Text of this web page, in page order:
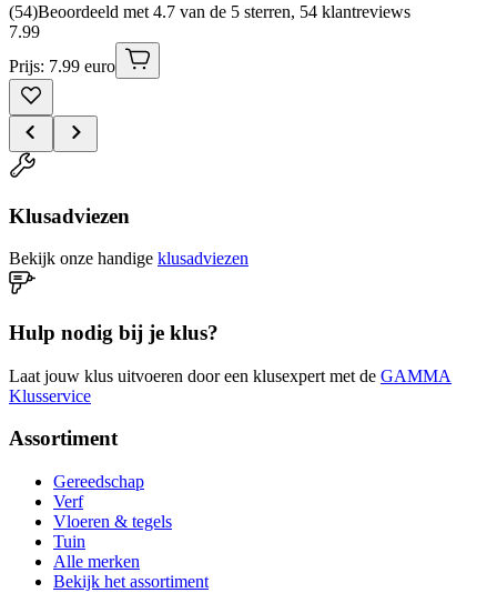
(54)Beoordeeld met 4.7 van de 5 sterren, 54 klantreviews
7.99
Prijs: 7.99 euro
Klusadviezen
Bekijk onze handige klusadviezen
Hulp nodig bij je klus?
Laat jouw klus uitvoeren door een klusexpert met de GAMMA
Klusservice
Assortiment
Gereedschap
Verf
Vloeren & tegels
Tuin
Alle merken
Bekijk het assortiment